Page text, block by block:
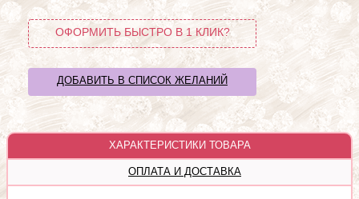
ОФОРМИТЬ БЫСТРО В 1 КЛИК?
ДОБАВИТЬ В СПИСОК ЖЕЛАНИЙ
ХАРАКТЕРИСТИКИ ТОВАРА
ОПЛАТА И ДОСТАВКА